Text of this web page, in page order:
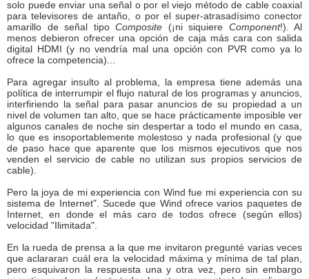
solo puede enviar una señal o por el viejo método de cable coaxial
para televisores de antaño, o por el super-atrasadísimo conector
amarillo de señal tipo Composite (¡ni siquiere Component!). Al
menos debieron ofrecer una opción de caja más cara con salida
digital HDMI (y no vendría mal una opción con PVR como ya lo
ofrece la competencia)...
Para agregar insulto al problema, la empresa tiene además una
política de interrumpir el flujo natural de los programas y anuncios,
interfiriendo la señal para pasar anuncios de su propiedad a un
nivel de volumen tan alto, que se hace prácticamente imposible ver
algunos canales de noche sin despertar a todo el mundo en casa,
lo que es insoportablemente molestoso y nada profesional (y que
de paso hace que aparente que los mismos ejecutivos que nos
venden el servicio de cable no utilizan sus propios servicios de
cable).
Pero la joya de mi experiencia con Wind fue mi experiencia con su
sistema de Internet". Sucede que Wind ofrece varios paquetes de
Internet, en donde el más caro de todos ofrece (según ellos)
velocidad "Ilimitada".
En la rueda de prensa a la que me invitaron pregunté varias veces
que aclararan cuál era la velocidad máxima y mínima de tal plan,
pero esquivaron la respuesta una y otra vez, pero sin embargo